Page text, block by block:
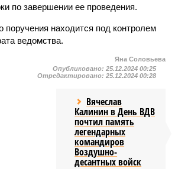
по завершении ее проведения.
поручения находится под контролем
ведомства.
Яна Соловьева
Опубликовано: 25.12.2024 00:25
Отредактировано: 25.12.2024 00:28
Вячеслав
Калинин в День ВДВ
почтил память
легендарных
командиров
Воздушно-
десантных войск